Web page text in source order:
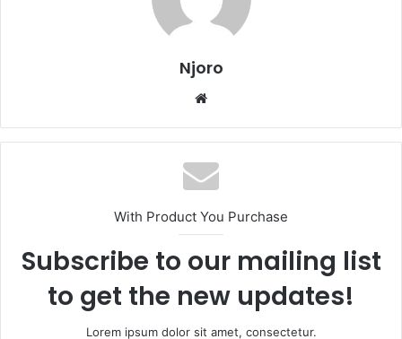
Njoro
Website
With Product You Purchase
Subscribe to our mailing list
to get the new updates!
Lorem ipsum dolor sit amet, consectetur.